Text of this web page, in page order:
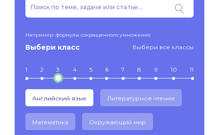
Например: формулы сокращенного умножения
Выбери класс Выбери все классы
1 2 3 4 5 6 7 8 9 10 11
Английский язык Литературное чтение
Математика Окружающий мир